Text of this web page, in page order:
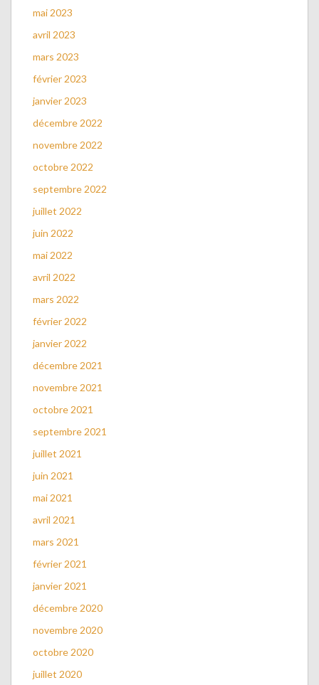
mai 2023
avril 2023
mars 2023
février 2023
janvier 2023
décembre 2022
novembre 2022
octobre 2022
septembre 2022
juillet 2022
juin 2022
mai 2022
avril 2022
mars 2022
février 2022
janvier 2022
décembre 2021
novembre 2021
octobre 2021
septembre 2021
juillet 2021
juin 2021
mai 2021
avril 2021
mars 2021
février 2021
janvier 2021
décembre 2020
novembre 2020
octobre 2020
juillet 2020